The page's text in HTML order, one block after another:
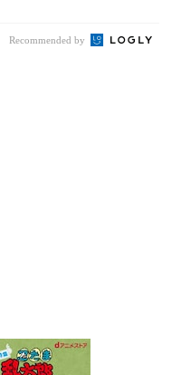
Recommended by